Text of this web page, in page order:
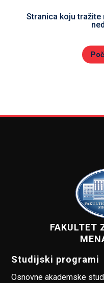
Stranica koju
FAKULTET
Studijski programi
Osnovne akademske